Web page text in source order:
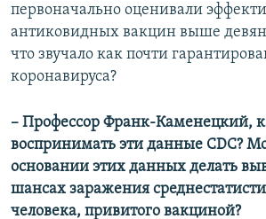
первоначально оценивали
антиковидных вакцин выше
что звучало как почти
коронавируса?
– Профессор Франк-Каменецкий,
воспринимать эти данные CDC?
основании этих данных делать
шансах заражения
человека, привитого вакциной?